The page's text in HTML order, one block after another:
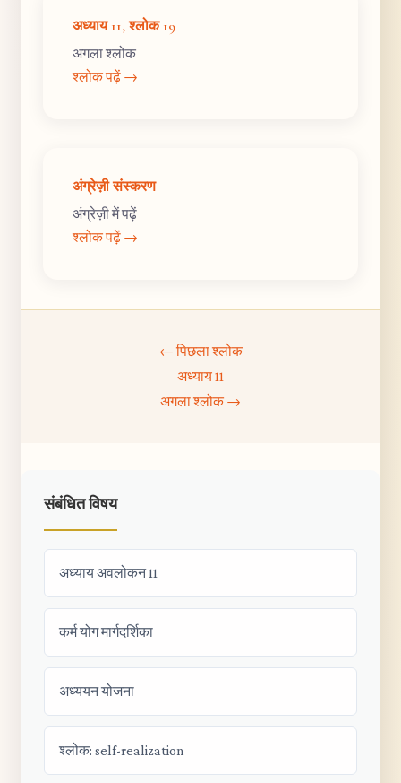
अध्याय 11, श्लोक 19
अगला श्लोक
श्लोक पढ़ें →
अंग्रेज़ी संस्करण
अंग्रेज़ी में पढ़ें
श्लोक पढ़ें →
← पिछला श्लोक
अध्याय 11
अगला श्लोक →
संबंधित विषय
अध्याय अवलोकन 11
कर्म योग मार्गदर्शिका
अध्ययन योजना
श्लोक: self-realization